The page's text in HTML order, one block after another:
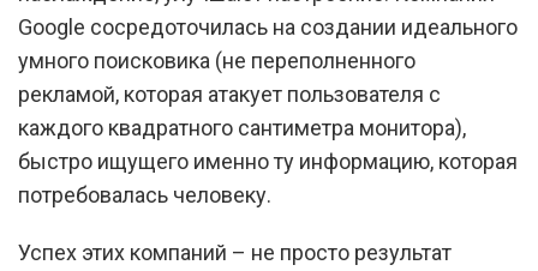
Google сосредоточилась на создании идеального
умного поисковика (не переполненного
рекламой, которая атакует пользователя с
каждого квадратного сантиметра монитора),
быстро ищущего именно ту информацию, которая
потребовалась человеку.
Успех этих компаний – не просто результат